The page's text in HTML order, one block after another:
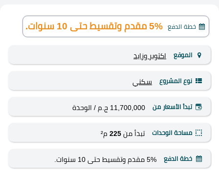
خطة الدفع 5% مقدم وتقسيط حتى 10 سنوات.
الموقع اكتوبر وزايد
نوع المشروع سكني
تبدأ الأسعار من 11,700,000 ج.م / الوحدة
مساحة الوحدات تبدأ من 225م²
خطة الدفع 5% مقدم وتقسيط حتى 10 سنوات.